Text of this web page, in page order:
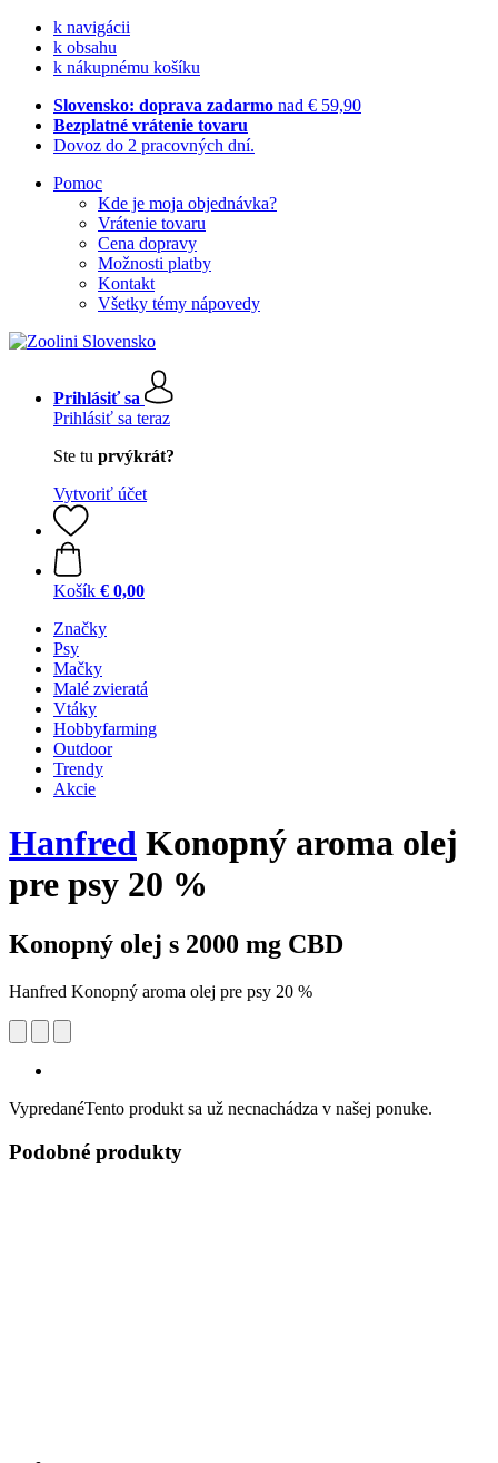
k navigácii
k obsahu
k nákupnému košíku
Slovensko: doprava zadarmo nad € 59,90
Bezplatné vrátenie tovaru
Dovoz do 2 pracovných dní.
Pomoc
Kde je moja objednávka?
Vrátenie tovaru
Cena dopravy
Možnosti platby
Kontakt
Všetky témy nápovedy
Prihlásiť sa
Prihlásiť sa teraz
Ste tu prvýkrát?
Vytvoriť účet
Košík € 0,00
Značky
Psy
Mačky
Malé zvieratá
Vtáky
Hobbyfarming
Outdoor
Trendy
Akcie
Hanfred Konopný aroma olej
pre psy 20 %
Konopný olej s 2000 mg CBD
Hanfred Konopný aroma olej pre psy 20 %
VypredanéTento produkt sa už necnachádza v našej ponuke.
Podobné produkty